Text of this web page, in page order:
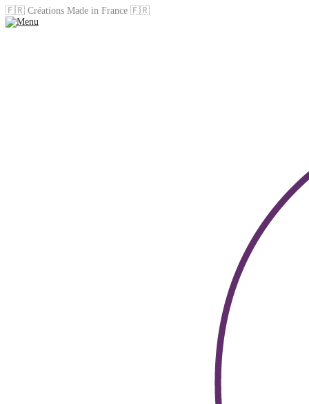
🇫🇷 Créations Made in France 🇫🇷